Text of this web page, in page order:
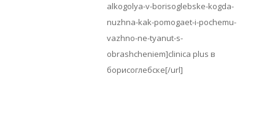
alkogolya-v-borisoglebske-kogda-
nuzhna-kak-pomogaet-i-pochemu-
vazhno-ne-tyanut-s-
obrashcheniem]clinica plus в
борисоглебске[/url]